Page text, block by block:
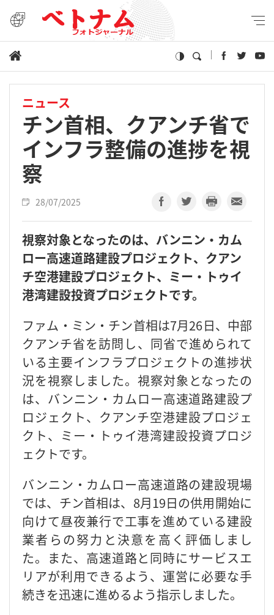
ニュース
チン首相、クアンチ省で
インフラ整備の進捗を視
察
28/07/2025
視察対象となったのは、バンニン・カム
ロー高速道路建設プロジェクト、クアン
チ空港建設プロジェクト、ミー・トゥイ
港湾建設投資プロジェクトです。
ファム・ミン・チン首相は7月26日、中部
クアンチ省を訪問し、同省で進められて
いる主要インフラプロジェクトの進捗状
況を視察しました。視察対象となったの
は、バンニン・カムロー高速道路建設プ
ロジェクト、クアンチ空港建設プロジェ
クト、ミー・トゥイ港湾建設投資プロジ
ェクトです。
バンニン・カムロー高速道路の建設現場
では、チン首相は、8月19日の供用開始に
向けて昼夜兼行で工事を進めている建設
業者らの努力と決意を高く評価しまし
た。また、高速道路と同時にサービスエ
リアが利用できるよう、運営に必要な手
続きを迅速に進めるよう指示しました。